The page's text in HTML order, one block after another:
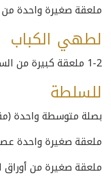
ملعقة صغيرة واحدة
لطهي الكباب
1-2 ملعقة كبيرة من السمن
للسلطة
بصلة متوسطة واحدة
ملعقة صغيرة واحدة
ملعقة صغيرة من أوراق